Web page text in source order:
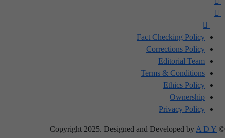
Fact Checking Policy
Corrections Policy
Editorial Team
Terms & Conditions
Ethics Policy
Ownership
Privacy Policy
© Copyright 2025. Designed and Developed by
A D Y